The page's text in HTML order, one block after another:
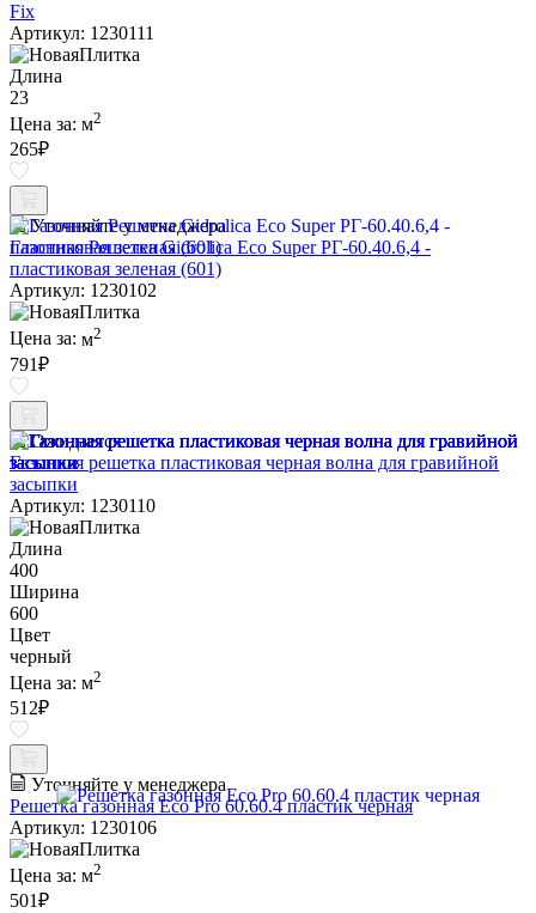
Fix
Артикул: 1230111
Длина
23
Цена за: м2
265₽
Уточняйте у менеджера
Газонная Решетка Gidrolica Eco Super РГ-60.40.6,4 -
пластиковая зеленая (601)
Артикул: 1230102
Цена за: м2
791₽
Ожидается
Газонная решетка пластиковая черная волна для гравийной
засыпки
Артикул: 1230110
Длина
400
Ширина
600
Цвет
черный
Цена за: м2
512₽
Уточняйте у менеджера
Решетка газонная Eco Pro 60.60.4 пластик черная
Артикул: 1230106
Цена за: м2
501₽